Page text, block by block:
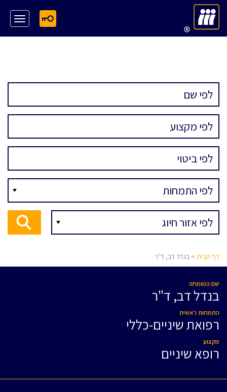
דף הבית > בנדל דב, ד"ר
שם המומחה
בנדל דב, ד"ר
התמחות ראשית
רפואת שיניים-כללי
מקצוע
רופא שיניים